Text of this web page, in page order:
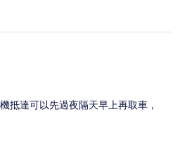
抵達可以先過夜隔天早上再取車，